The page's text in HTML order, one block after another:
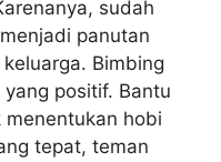
sudah
panutan
Bimbing
positif. Bantu
hobi
tepat, teman